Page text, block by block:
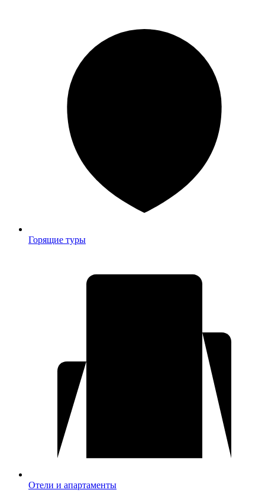
Горящие туры
Отели и апартаменты